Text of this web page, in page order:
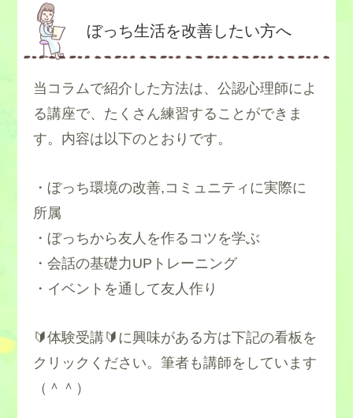
ぼっち生活を改善したい方へ
当コラムで紹介した方法は、公認心理師によ
る講座で、たくさん練習することができま
す。内容は以下のとおりです。
・ぼっち環境の改善,コミュニティに実際に
所属
・ぼっちから友人を作るコツを学ぶ
・会話の基礎力UPトレーニング
・イベントを通して友人作り
🔰体験受講🔰に興味がある方は下記の看板を
クリックください。筆者も講師をしています
（＾＾）